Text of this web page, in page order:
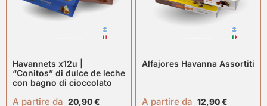
Havannets x12u |
“Conitos” di dulce de leche
con bagno di cioccolato
A partire da 20,90€
Alfajores Havanna Assortiti
A partire da 12,90€